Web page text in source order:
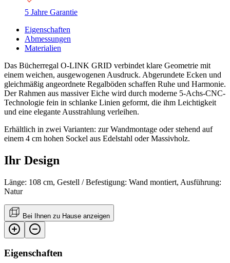
5 Jahre Garantie
Eigenschaften
Abmessungen
Materialien
Das Bücherregal O-LINK GRID verbindet klare Geometrie mit
einem weichen, ausgewogenen Ausdruck. Abgerundete Ecken und
gleichmäßig angeordnete Regalböden schaffen Ruhe und Harmonie.
Der Rahmen aus massiver Eiche wird durch moderne 5-Achs-CNC-
Technologie fein in schlanke Linien geformt, die ihm Leichtigkeit
und eine elegante Ausstrahlung verleihen.
Erhältlich in zwei Varianten: zur Wandmontage oder stehend auf
einem 4 cm hohen Sockel aus Edelstahl oder Massivholz.
Ihr Design
Länge: 108 cm, Gestell / Befestigung: Wand montiert, Ausführung:
Natur
Bei Ihnen zu Hause anzeigen
Eigenschaften